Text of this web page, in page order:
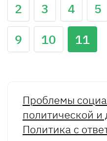
2 3 4 5
9
10 11
Проблемы
политической
Политика с